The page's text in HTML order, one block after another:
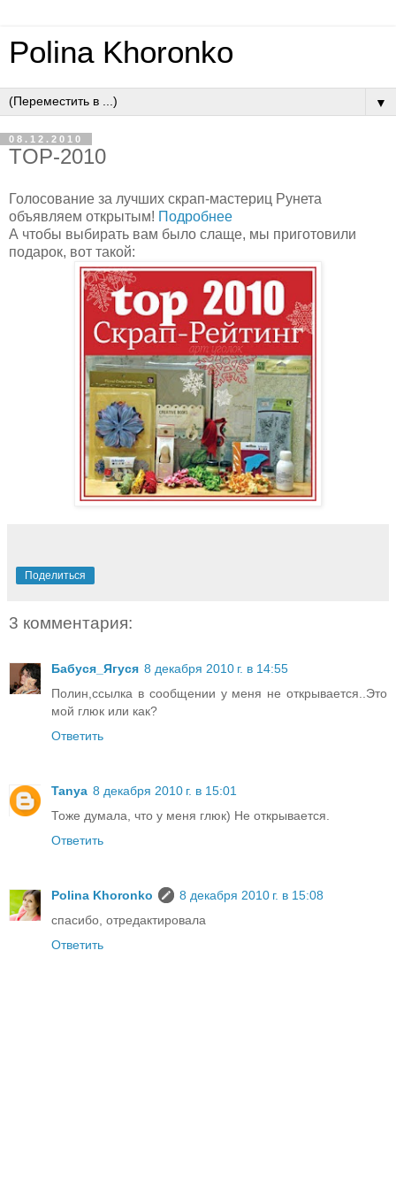
Polina Khoronko
▼
08.12.2010
TOP-2010
Голосование за лучших скрап-мастериц Рунета
объявляем открытым! Подробнее
А чтобы выбирать вам было слаще, мы приготовили
подарок, вот такой:
Поделиться
3 комментария:
Бабуся_Ягуся 8 декабря 2010 г. в 14:55
Полин,ссылка в сообщении у меня не открывается..Это
мой глюк или как?
Ответить
Tanya 8 декабря 2010 г. в 15:01
Тоже думала, что у меня глюк) Не открывается.
Ответить
Polina Khoronko
8 декабря 2010 г. в 15:08
спасибо, отредактировала
Ответить